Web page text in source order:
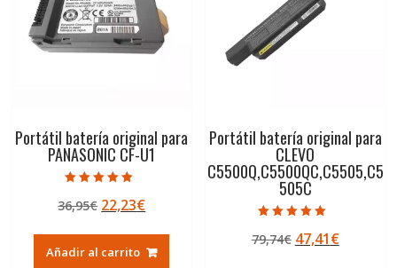
Portátil batería original para
PANASONIC CF-U1
5.00
de 5
36,95€ El
original
era:
22,23€El
actual
es:
Añadir al carrito
Portátil batería original para
CLEVO
C5500Q,C5500QC,C5505,C5
505C
5.00
de 5
79,74€ El
47,41€El